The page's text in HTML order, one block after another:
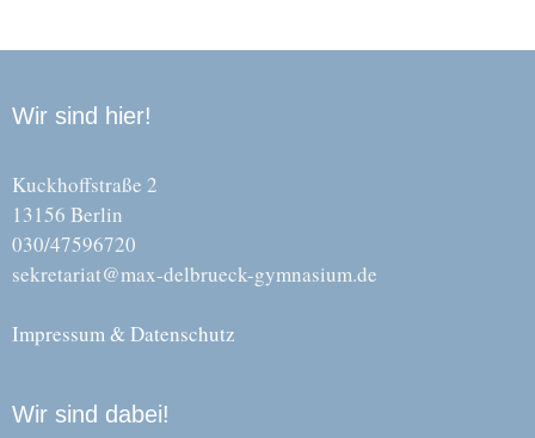
Wir sind hier!
Kuckhoffstraße 2
13156 Berlin
030/47596720
sekretariat@max-delbrueck-gymnasium.de
Impressum & Datenschutz
Wir sind dabei!